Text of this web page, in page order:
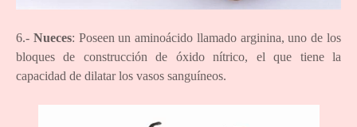
6.- Nueces: Poseen un aminoácido llamado arginina, uno de los
bloques de construcción de óxido nítrico, el que tiene la
capacidad de dilatar los vasos sanguíneos.